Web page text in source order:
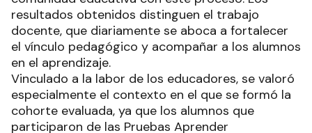
resultados obtenidos distinguen el trabajo
docente, que diariamente se aboca a fortalecer
el vínculo pedagógico y acompañar a los alumnos
en el aprendizaje.
Vinculado a la labor de los educadores, se valoró
especialmente el contexto en el que se formó la
cohorte evaluada, ya que los alumnos que
participaron de las Pruebas Aprender